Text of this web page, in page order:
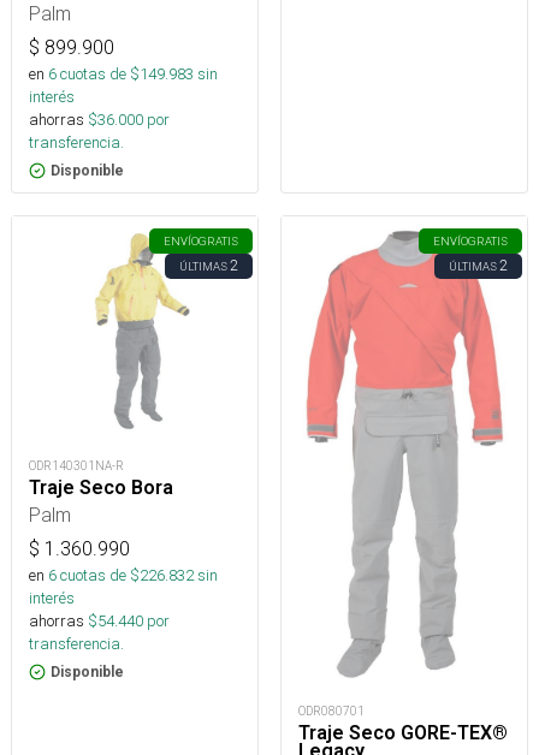
Palm
$ 899.900
en 6cuotas de $149.983 sin
interés
ahorras $36.000 por
transferencia.
Disponible
ENVÍOGRATIS
ÚLTIMAS2
ODR140301NA-R
Traje Seco Bora
Palm
$ 1.360.990
en 6cuotas de $226.832sin
interés
ahorras $54.440 por
transferencia.
Disponible
ENVÍOGRATIS
ÚLTIMAS2
ODR080701
Traje Seco GORE-TEX®